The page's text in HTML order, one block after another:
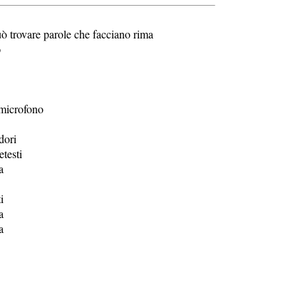
trovare parole che facciano rima